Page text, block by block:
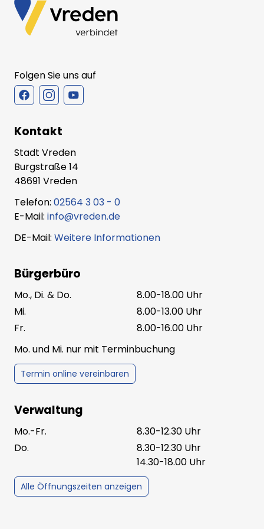
Folgen Sie uns auf
Kontakt
Stadt Vreden
Burgstraße 14
48691 Vreden
Telefon: 02564 3 03 - 0
E-Mail: info@vreden.de
DE-Mail: Weitere Informationen
Bürgerbüro
Mo., Di. & Do.
8.00-18.00 Uhr
Mi.
8.00-13.00 Uhr
Fr.
8.00-16.00 Uhr
Mo. und Mi. nur mit Terminbuchung
Termin online vereinbaren
Verwaltung
Mo.-Fr.
8.30-12.30 Uhr
Do.
8.30-12.30 Uhr
14.30-18.00 Uhr
Alle Öffnungszeiten anzeigen